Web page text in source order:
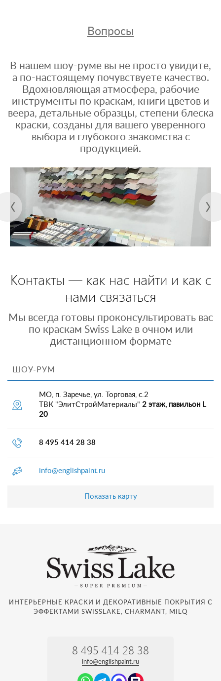
Вопросы
В нашем шоу-руме вы не просто увидите,
а по-настоящему почувствуете качество.
Вдохновляющая атмосфера, рабочие
инструменты по краскам, книги цветов и
веера, детальные образцы, степени блеска
краски, созданы для вашего уверенного
выбора и глубокого знакомства с
продукцией.
Контакты — как нас найти и как с
нами связаться
Мы всегда готовы проконсультировать вас
по краскам Swiss Lake в очном или
дистанционном формате
ШОУ-РУМ
МО, п. Заречье, ул. Торговая, с.2
ТВК "ЭлитСтройМатериалы" 2 этаж, павильон L
20
8 495 414 28 38
info@englishpaint.ru
Показать карту
ИНТЕРЬЕРНЫЕ КРАСКИ И ДЕКОРАТИВНЫЕ ПОКРЫТИЯ С
ЭФФЕКТАМИ SWISSLAKE, CHARMANT, MILQ
8 495 414 28 38
info@englishpaint.ru